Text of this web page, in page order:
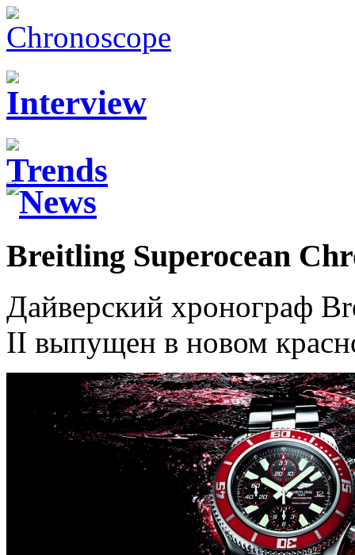
Breitling Superocean
Дайверский хронограф
II выпущен в новом